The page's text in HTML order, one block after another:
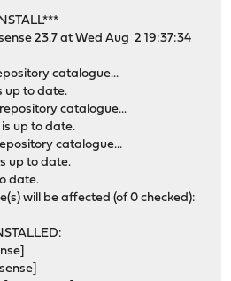
23.7 at Wed Aug 2 19:37:34
catalogue...
up to date.
catalogue...
up to date.
catalogue...
up to date.
date.
will be affected (of 0 checked):